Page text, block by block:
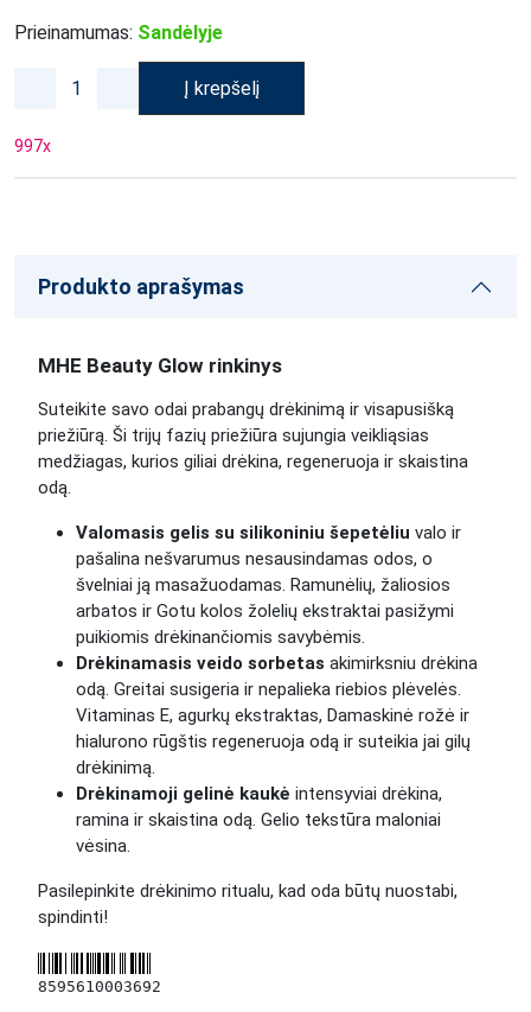
Prieinamumas: Sandėlyje
Į krepšelį
997x
Produkto aprašymas
MHE Beauty Glow rinkinys
Suteikite savo odai prabangų drėkinimą ir visapusišką
priežiūrą. Ši trijų fazių priežiūra sujungia veikliąsias
medžiagas, kurios giliai drėkina, regeneruoja ir skaistina
odą.
Valomasis gelis su silikoniniu šepetėliu valo ir
pašalina nešvarumus nesausindamas odos, o
švelniai ją masažuodamas. Ramunėlių, žaliosios
arbatos ir Gotu kolos žolelių ekstraktai pasižymi
puikiomis drėkinančiomis savybėmis.
Drėkinamasis veido sorbetas akimirksniu drėkina
odą. Greitai susigeria ir nepalieka riebios plėvelės.
Vitaminas E, agurkų ekstraktas, Damaskinė rožė ir
hialurono rūgštis regeneruoja odą ir suteikia jai gilų
drėkinimą.
Drėkinamoji gelinė kaukė intensyviai drėkina,
ramina ir skaistina odą. Gelio tekstūra maloniai
vėsina.
Pasilepinkite drėkinimo ritualu, kad oda būtų nuostabi,
spindinti!
8595610003692